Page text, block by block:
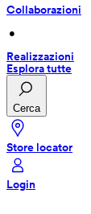
Collaborazioni
•
Realizzazioni
Esplora tutte
Cerca
Store locator
Login